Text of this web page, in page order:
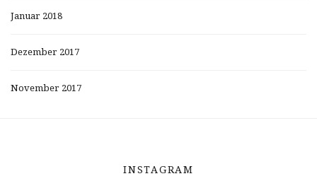
Januar 2018
Dezember 2017
November 2017
INSTAGRAM